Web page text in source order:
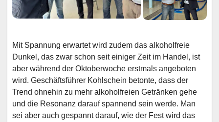
Mit Spannung erwartet wird zudem das alkoholfreie
Dunkel, das zwar schon seit einiger Zeit im Handel, ist
aber während der Oktoberwoche erstmals angeboten
wird. Geschäftsführer Kohlschein betonte, dass der
Trend ohnehin zu mehr alkoholfreien Getränken gehe
und die Resonanz darauf spannend sein werde. Man
sei aber auch gespannt darauf, wie der Fest wird das